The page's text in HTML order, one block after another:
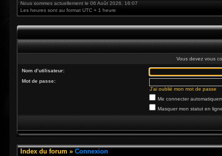
Nous sommes actuellement le 06 Août 2026, 16:07
Les heures sont au format UTC + 1 heure
Vous devez vous
Nom d’utilisateur:
Mot de passe:
J’ai oublié mon mot de passe
Me connecter
Masquer mon statut en
Index du forum » Connexion